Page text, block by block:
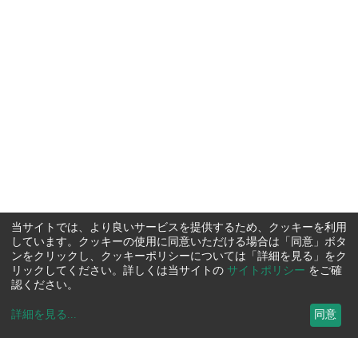
当サイトでは、より良いサービスを提供するため、クッキーを利用
しています。クッキーの使用に同意いただける場合は「同意」ボタ
ンをクリックし、クッキーポリシーについては「詳細を見る」をク
リックしてください。詳しくは当サイトの サイトポリシー をご確
認ください。
詳細を見る ... 同意